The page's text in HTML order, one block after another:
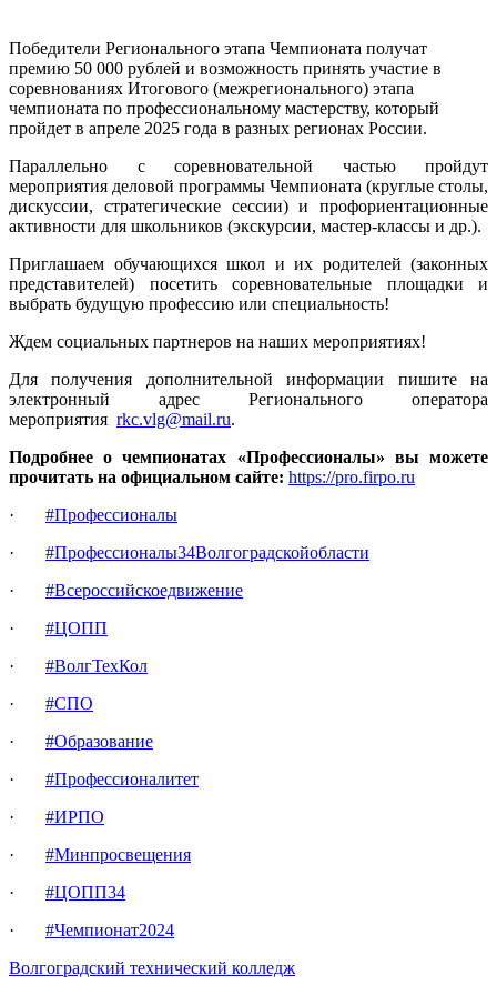
Победители Регионального этапа Чемпионата получат
премию 50 000 рублей и возможность принять участие в
соревнованиях Итогового (межрегионального) этапа
чемпионата по профессиональному мастерству, который
пройдет в апреле 2025 года в разных регионах России.
Параллельно с соревновательной частью пройдут
мероприятия деловой программы Чемпионата (круглые столы,
дискуссии, стратегические сессии) и профориентационные
активности для школьников (экскурсии, мастер-классы и др.).
Приглашаем обучающихся школ и их родителей (законных
представителей) посетить соревновательные площадки и
выбрать будущую профессию или специальность!
Ждем социальных партнеров на наших мероприятиях!
Для получения дополнительной информации пишите на
электронный адрес Регионального оператора
мероприятия rkc.vlg@mail.ru.
Подробнее о чемпионатах «Профессионалы» вы можете
прочитать на официальном сайте: https://pro.firpo.ru
· #Профессионалы
· #Профессионалы34Волгоградскойобласти
· #Всероссийскоедвижение
· #ЦОПП
· #ВолгТехКол
· #СПО
· #Образование
· #Профессионалитет
· #ИРПО
· #Минпросвещения
· #ЦОПП34
· #Чемпионат2024
Волгоградский технический колледж